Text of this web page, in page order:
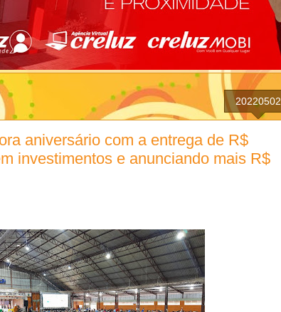
20220502
aniversário com a entrega de R$
investimentos e anunciando mais R$